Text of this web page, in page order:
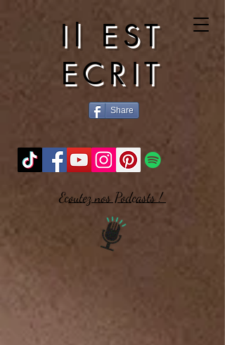
Il EST
ECRIT
Share
Ecoutez nos Podcasts !